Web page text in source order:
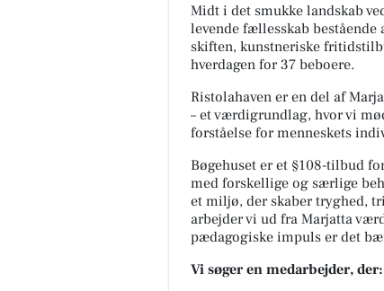
Midt i det smukke landskab
levende fællesskab
skiften, kunstneriske
hverdagen for 37 beboere.
Ristolahaven er en del af
– et værdigrundlag, hvor vi
forståelse for menneskets
Bøgehuset er et §108-tilbud
med forskellige og særlige
et miljø, der skaber tryghed,
arbejder vi ud fra Marjatta
pædagogiske impuls er det
Vi søger en medarbejder, der: